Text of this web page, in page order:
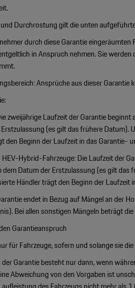
Durchrostung gilt die unten
durch diese Garantie
in Anspruch nehmen. Sie
Ansprüche aus dieser
zweijährige Laufzeit der Garantie
(es gilt das frühere
den Beginn der Laufzeit in das Garantie-
Hybrid-Fahrzeuge: Die Laufzeit der
dem Datum der Erstzulassung (es gilt
Händler trägt den Beginn der
endet in Bezug auf Mängel an der
Bei allen sonstigen Mängeln beträgt
Garantieanspruch
für Fahrzeuge, sofern und solange sie
Garantie besteht nur dann, wenn
Abweichung von den Vorgaben ist